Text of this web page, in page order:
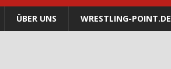
ÜBER UNS WRESTLING-POINT.DE